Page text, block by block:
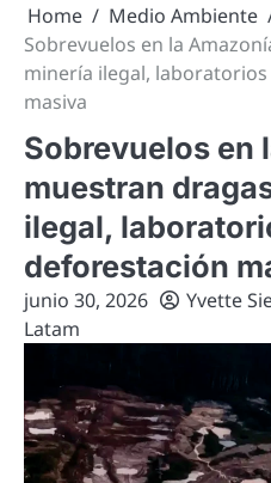
Home Medio Ambiente
Sobrevuelos en la
minería ilegal,
masiva
Sobrevuelos en
muestran
ilegal,
deforestación
junio 30, 2026
Yvette
Latam